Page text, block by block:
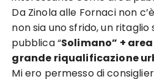
Da Zinola alle Fornaci non
non sia uno sfrido, un ritaglio
pubblica “Solimano” +
grande riqualificazione
Mi ero permesso di